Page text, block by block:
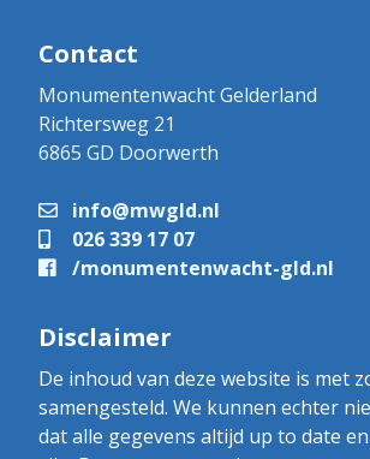
Contact
Monumentenwacht Gelderland
Richtersweg 21
6865 GD Doorwerth
info@mwgld.nl
026 339 17 07
/monumentenwacht-gld.nl
Disclaimer
De inhoud van deze website is met
samengesteld. We kunnen echter
dat alle gegevens altijd up to date